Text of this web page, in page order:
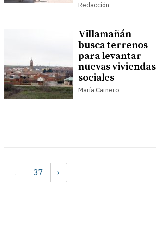
Redacción
Villamañán
busca terrenos
para levantar
nuevas viviendas
sociales
María Carnero
… 37 ›